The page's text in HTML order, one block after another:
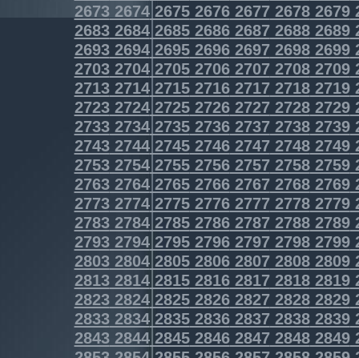
2673267426752676267726782679
2683268426852686268726882689
2693269426952696269726982699
2703270427052706270727082709
2713271427152716271727182719
2723272427252726272727282729
2733273427352736273727382739
2743274427452746274727482749
2753275427552756275727582759
2763276427652766276727682769
2773277427752776277727782779
2783278427852786278727882789
2793279427952796279727982799
2803280428052806280728082809
2813281428152816281728182819
2823282428252826282728282829
2833283428352836283728382839
2843284428452846284728482849